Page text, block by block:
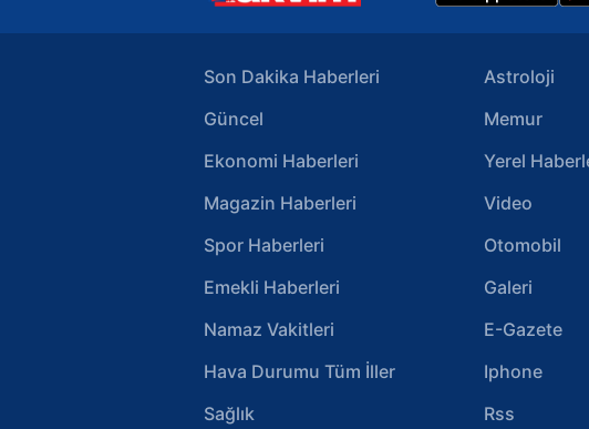
Son Dakika Haberleri
Güncel
Ekonomi Haberleri
Magazin Haberleri
Spor Haberleri
Emekli Haberleri
Namaz Vakitleri
Hava Durumu Tüm İller
Sağlık
Astroloji
Memur
Yerel
Video
Otomobil
Galeri
E-Gazete
Iphone
Rss